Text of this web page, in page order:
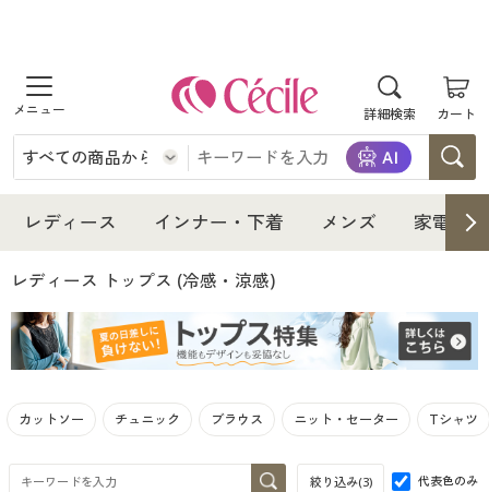
詳細検索 カート
商品を探す
レディース
レディースファッション
女性下着
インナー・下着
インナー・下着通販すべて
女性下着
メンズ
メンズ通販すべて
家電・雑貨
レディース インナー・下着 メンズ 家電・
レディース トップス (冷感・涼感)
カットソー チュニック ブラウス ニット・セーター Tシャツ
絞り込み(3) 代表色のみ